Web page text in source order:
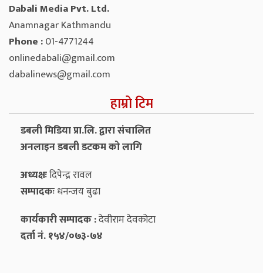
Dabali Media Pvt. Ltd.
Anamnagar Kathmandu
Phone :01-4771244
onlinedabali@gmail.com
dabalinews@gmail.com
हाम्रो टिम
डबली मिडिया प्रा.लि. द्वारा संचालित
अनलाइन डबली डटकम को लागि
अध्यक्षःदिपेन्द्र रावल
सम्पादकःधनन्‍जय बुढा
कार्यकारी सम्पादक :देवीराम देवकोटा
दर्ता नं. १५४/०७३-७४